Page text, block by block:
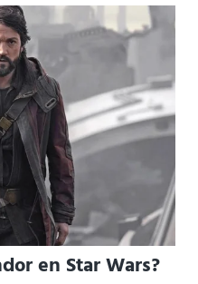
en Star Wars?